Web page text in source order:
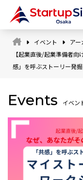
スタッフ
アドバイザー
全国ネットワ
イベント
ア
【起業直後/起業準備者
感」を呼ぶストーリー発
Events イベン